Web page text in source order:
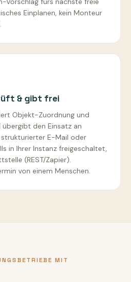
Einplanen, kein Monteur
& gibt frei
Objekt-Zuordnung und
den Einsatz an
E-Mail oder
in Ihrer Instanz freigeschaltet,
(REST/Zapier).
von einem Menschen.
MIT